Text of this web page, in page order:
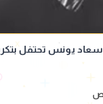
يونس تحتفل